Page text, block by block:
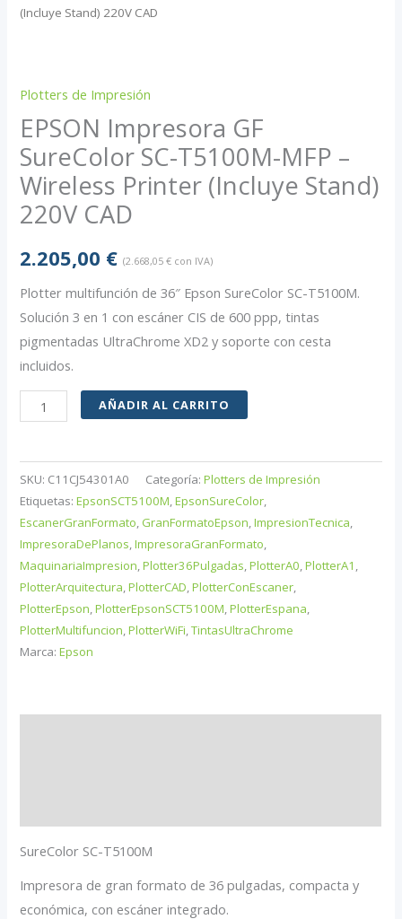
(Incluye Stand) 220V CAD
Plotters de Impresión
EPSON Impresora GF
SureColor SC-T5100M-MFP –
Wireless Printer (Incluye Stand)
220V CAD
2.205,00 € (2.668,05€ con IVA)
Plotter multifunción de 36″ Epson SureColor SC-T5100M.
Solución 3 en 1 con escáner CIS de 600 ppp, tintas
pigmentadas UltraChrome XD2 y soporte con cesta
incluidos.
EPSON
Impresora
SureColor
SC-
T5100M-
MFP
-
Wireless
(Incluye
CAD
AÑADIR AL CARRITO
SKU: C11CJ54301A0 Categoría:Plotters de Impresión
Etiquetas:EpsonSCT5100M,EpsonSureColor,
EscanerGranFormato, GranFormatoEpson,ImpresionTecnica,
ImpresoraDePlanos,ImpresoraGranFormato,
MaquinariaImpresion,Plotter36Pulgadas,PlotterA0,PlotterA1 ,
PlotterArquitectura,PlotterCAD,PlotterConEscaner,
PlotterEpson,PlotterEpsonSCT5100M,PlotterEspana,
PlotterMultifuncion,PlotterWiFi,TintasUltraChrome
Marca:Epson
SureColor SC-T5100M
Impresora de gran formato de 36 pulgadas, compacta y
económica, con escáner integrado.